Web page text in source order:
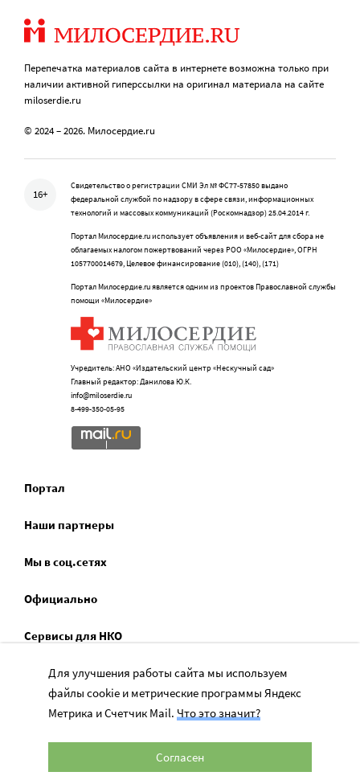
Перепечатка материалов сайта в интернете возможна только при
наличии активной гиперссылки на оригинал материала на сайте
miloserdie.ru
© 2024 – 2026. Милосердие.ru
16+
Свидетельство о регистрации СМИ Эл № ФС77-57850 выдано
федеральной службой по надзору в сфере связи, информационных
технологий и массовых коммуникаций (Роскомнадзор) 25.04.2014 г.
Портал Милосердие.ru использует объявления и веб-сайт для сбора не
облагаемых налогом пожертвований через РОО «Милосердие», ОГРН
1057700014679, Целевое финансирование (010), (140), (171)
Портал Милосердие.ru является одним из проектов Православной службы
помощи «Милосердие»
Учредитель: АНО «Издательский центр «Нескучный сад»
Главный редактор: Данилова Ю.К.
info@miloserdie.ru
8-499-350-05-95
Портал
Наши партнеры
Мы в соц.сетях
Официально
Сервисы для НКО
Спецпроекты
Социальное служение
Для улучшения работы сайта мы используем
файлы cookie и метрические программы Яндекс
Метрика и Счетчик Mail. Что это значит?
Согласен